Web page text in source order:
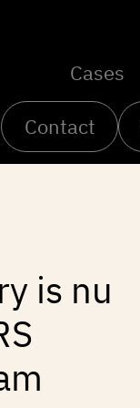
Cases
Contact
is nu